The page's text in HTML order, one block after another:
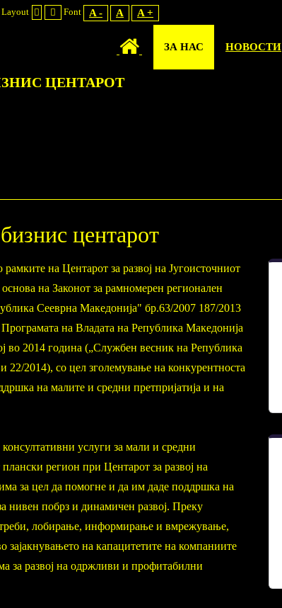
Layout Font A - A A +
ЗА НАС НОВОСТИ
ЦЕНТАРОТ
центарот
на Центарот за развој на Југоисточниот
на Законот за рамномерен регионален
Сееврна Македонија" бр.63/2007 187/2013
на Владата на Република Македонија
во 2014 година („Службен весник на Република
22/2014), со цел зголемување на конкурентноста
на малите и средни претпријатија и на
услуги за мали и средни
регион при Центарот за развој на
за цел да помогне и да им даде поддршка на
нивен побрз и динамичен развој. Преку
лобирање, информирање и вмрежување,
зајакнувањето на капацитетите на компаниите
за развој на одржливи и профитабилни